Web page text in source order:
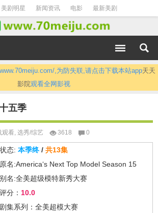
美剧明星 新闻资讯 电影 最新美剧
,为防失联,请点击下载本站app天天
影院观看全网影视
五季
观看, 选秀/综艺 3618 0
状态: 本季终/ 共13集
原名:America‘s Next Top Model Season 15
别名:全美超级模特新秀大赛
评分： 10.0
剧集系列：全美超模大赛